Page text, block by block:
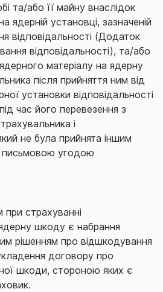
та/або її майну внаслідок
ядерній установці, зазначеній
відповідальності (Додаток
відповідальності), та/або
матеріалу на ядерну
після прийняття ним від
установки відповідальності
час його перевезення з
і
не була прийнята іншим
письмовою угодою
страхуванні
шкоду є набрання
рішенням про відшкодування
договору про
шкоди, стороною яких є